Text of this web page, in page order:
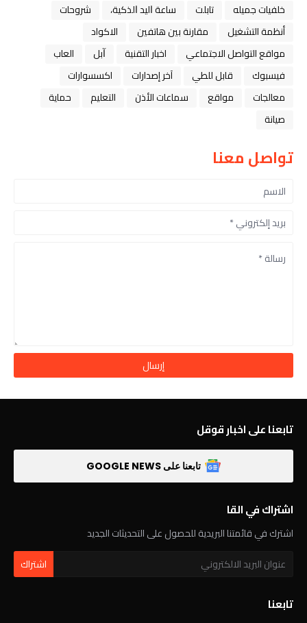
خلفيات جميله
تابلت ﺳﺎﻋﺔ ﺍﻟﻴﺪ ﺍﻟﺬﻛﻴﺔ،
شروحات
أنظمة التشغيل
مقارنة بين هاتفين
الاكواد
مواقع التواصل الاجتماعي
اخبار التقنية ﺁﺑﻞ
العاب
فيسبوك
قابل للطي آخر إصدارات
اكسسوارات
معالجات
مواقع سماعات الأذن التعليم
حماية
صيانة
تواصل معنا
تابعنا على اخبار قوقل
تابعنا على GOOGLE NEWS
اشتراك في القا
اشترك في قائمتنا البريدية للحصول على التحديثات الجديد
تابعنا